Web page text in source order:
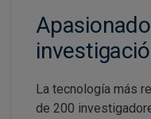
La tecnología más
de 200